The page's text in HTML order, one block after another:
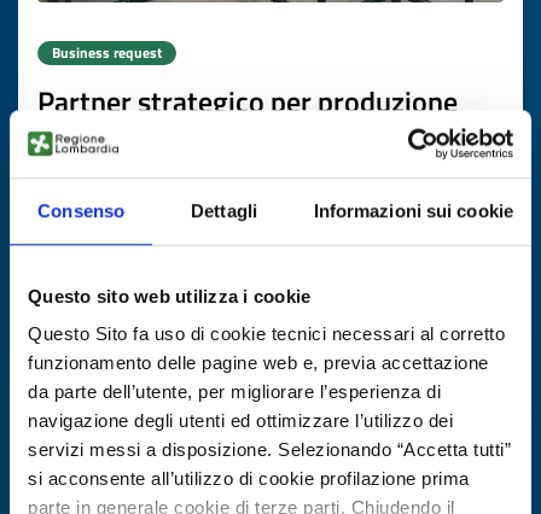
Consenso Dettagli Informazioni sui cookie
Questo sito web utilizza i cookie
Questo Sito fa uso di cookie tecnici necessari al corretto
funzionamento delle pagine web e, previa accettazione
da parte dell’utente, per migliorare l’esperienza di
navigazione degli utenti ed ottimizzare l’utilizzo dei
servizi messi a disposizione. Selezionando “Accetta tutti”
si acconsente all’utilizzo di cookie profilazione prima
parte in generale cookie di terze parti. Chiudendo il
Business request
Partner strategico per produzione
strutture in acciaio
ID: BRMT20251103010
DISCOVER MORE →
Expires on26 novembre 2026